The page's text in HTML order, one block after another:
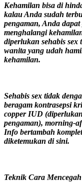
Kehamilan bisa di
kalau Anda sudah
pengaman, Anda
menghalangi
diperlukan sehabis
wanita yang udah
kehamilan.
Sehabis sex tidak
beragam kontrasepsi
copper IUD
pengaman), morning-
Info bertambah
diketemukan di sini.
Teknik Cara